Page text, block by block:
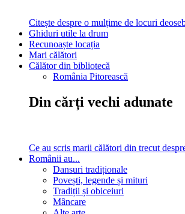
Citește despre o mulțime de locuri
Ghiduri utile la drum
Recunoaște locația
Mari călători
Călător din bibliotecă
România Pitorească
Din cărți vechi adunate
Ce au scris marii călători din trecut
Românii au...
Dansuri tradiționale
Povești, legende și mituri
Tradiții și obiceiuri
Mâncare